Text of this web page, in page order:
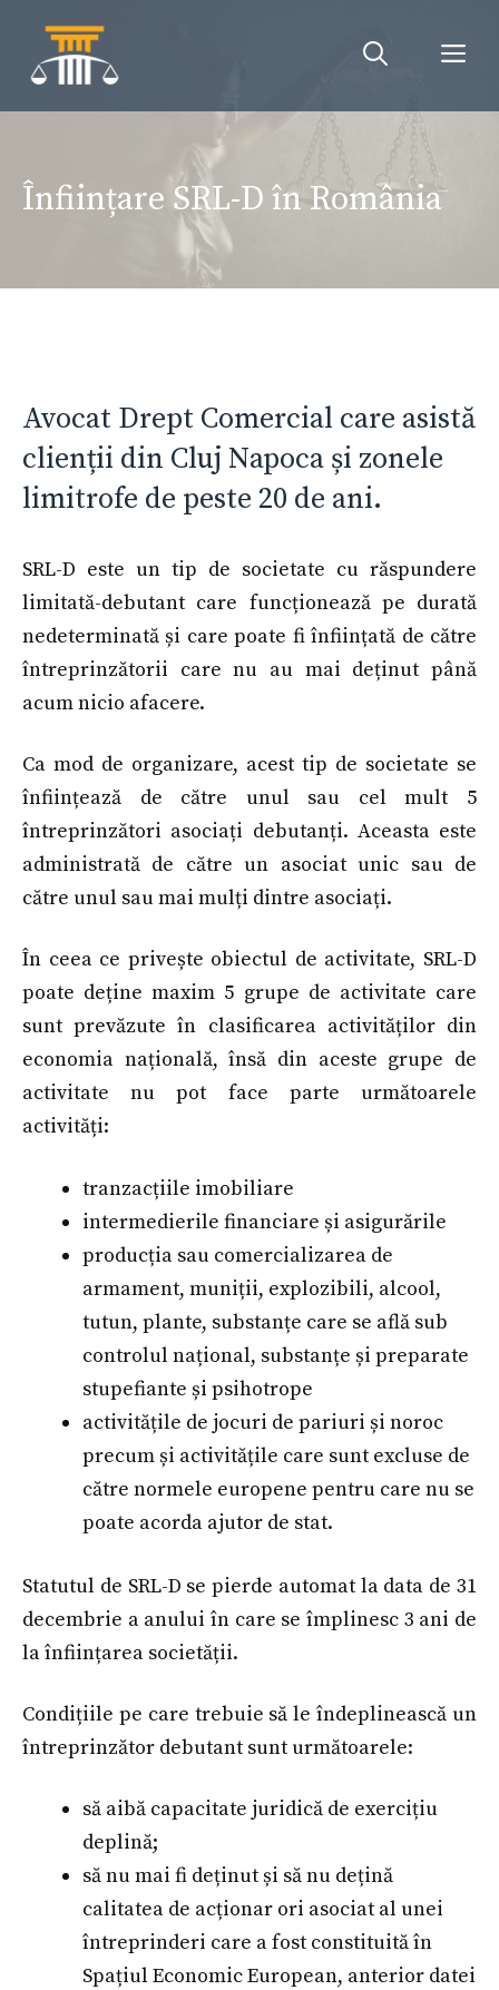
conținut
Înființare SRL-D în România
Avocat Drept Comercial care asistă
clienții din Cluj Napoca și zonele
limitrofe de peste 20 de ani.
SRL-D este un tip de societate cu răspundere
limitată-debutant care funcționează pe durată
nedeterminată și care poate fi înființată de către
întreprinzătorii care nu au mai deținut până
acum nicio afacere.
Ca mod de organizare, acest tip de societate se
înființează de către unul sau cel mult 5
întreprinzători asociați debutanți. Aceasta este
administrată de către un asociat unic sau de
către unul sau mai mulți dintre asociați.
În ceea ce privește obiectul de activitate, SRL-D
poate deține maxim 5 grupe de activitate care
sunt prevăzute în clasificarea activităților din
economia națională, însă din aceste grupe de
activitate nu pot face parte următoarele
activități:
tranzacțiile imobiliare
intermedierile financiare și asigurările
producția sau comercializarea de
armament, muniții, explozibili, alcool,
tutun, plante, substanțe care se află sub
controlul național, substanțe și preparate
stupefiante și psihotrope
activitățile de jocuri de pariuri și noroc
precum și activitățile care sunt excluse de
către normele europene pentru care nu se
poate acorda ajutor de stat.
Statutul de SRL-D se pierde automat la data de 31
decembrie a anului în care se împlinesc 3 ani de
la înființarea societății.
Condițiile pe care trebuie să le îndeplinească un
întreprinzător debutant sunt următoarele:
să aibă capacitate juridică de exercițiu
deplină;
să nu mai fi deținut și să nu dețină
calitatea de acționar ori asociat al unei
întreprinderi care a fost constituită în
Spațiul Economic European, anterior datei